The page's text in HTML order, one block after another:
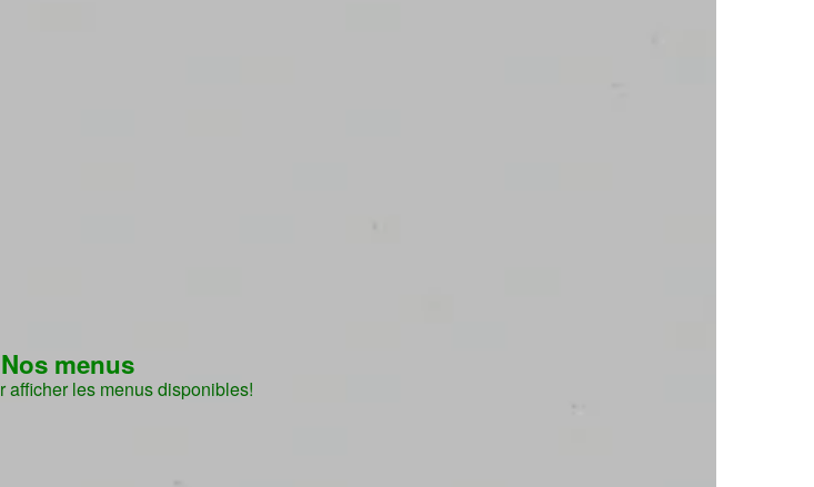
Nos menus
afficher les menus disponibles!